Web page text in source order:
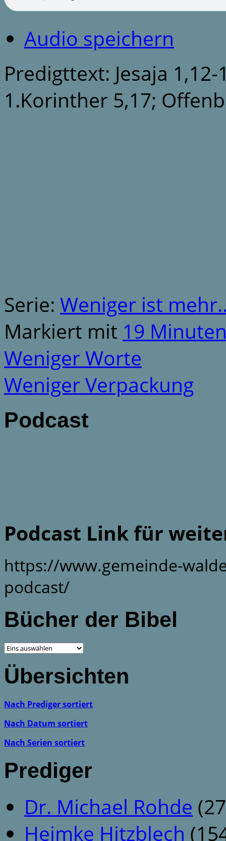
Audio speichern
Predigttext: Jesaja 1,12-
1.Korinther 5,17;
Serie: Weniger ist
Markiert mit 19
Weniger Worte
Weniger Verpackung
Podcast
Podcast Link für
https://www.gemeinde-
podcast/
Bücher der Bibel
Übersichten
Nach Prediger sortiert
Nach Datum sortiert
Nach Serien sortiert
Prediger
Dr. Michael Rohde
Heimke Hitzblech